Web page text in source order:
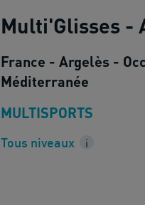
Multi'Glisses -
France - Argelès -
Méditerranée
MULTISPORTS
Tous niveaux i